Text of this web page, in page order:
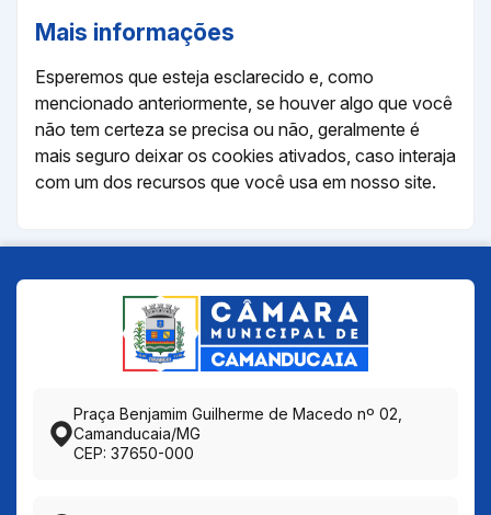
Mais informações
Esperemos que esteja esclarecido e, como
mencionado anteriormente, se houver algo que você
não tem certeza se precisa ou não, geralmente é
mais seguro deixar os cookies ativados, caso interaja
com um dos recursos que você usa em nosso site.
Praça Benjamim Guilherme de Macedo nº 02,
Camanducaia/MG
CEP: 37650-000